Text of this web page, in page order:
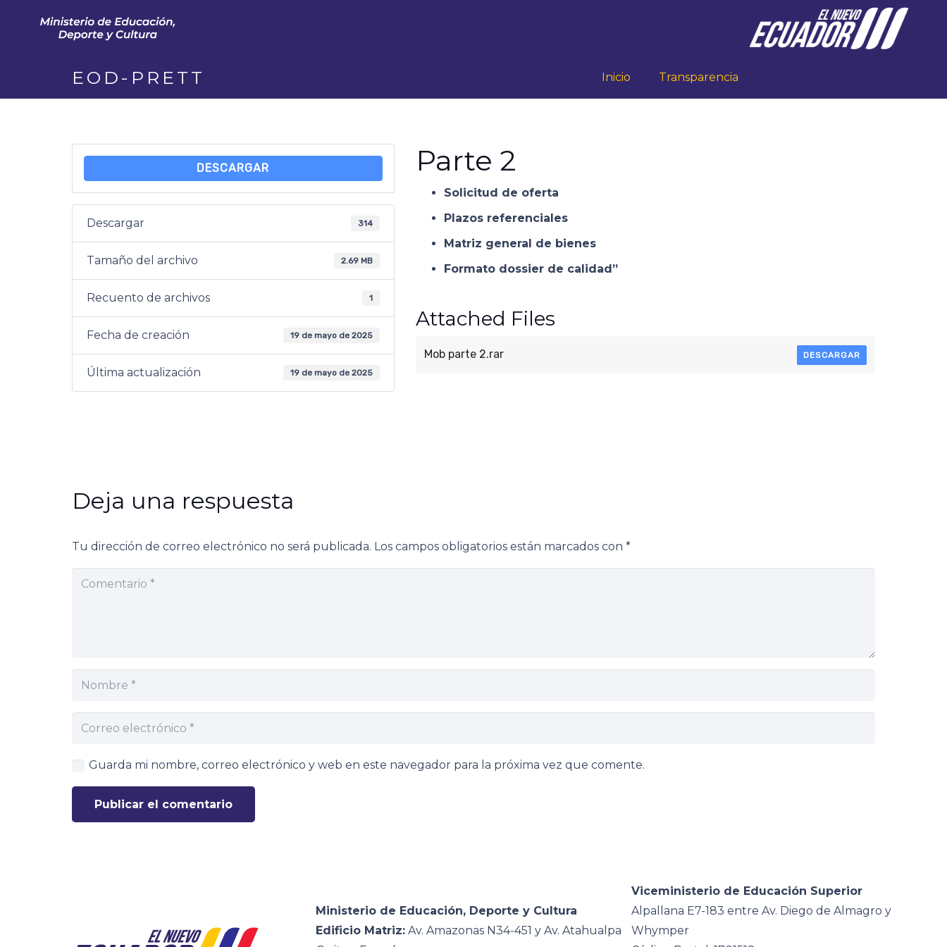
EOD-PRETT Inicio Transparencia
DESCARGAR
Descargar 314
Tamaño del archivo 2.69 MB
Recuento de archivos 1
Fecha de creación 19 de mayo de 2025
Última actualización 19 de mayo de 2025
Parte 2
Solicitud de oferta
Plazos referenciales
Matriz general de bienes
Formato dossier de calidad”
Attached Files
Mob parte 2.rar DESCARGAR
Deja una respuesta
Tu dirección de correo electrónico no será publicada. Los campos obligatorios están marcados con *
Guarda mi nombre, correo electrónico y web en este navegador para la próxima vez que comente.
Publicar el comentario
Ministerio de Educación, Deporte y Cultura
Edificio Matriz: Av. Amazonas N34-451 y Av. Atahualpa
Viceministerio de Educación Superior
Alpallana E7-183 entre Av. Diego de Almagro y
Whymper